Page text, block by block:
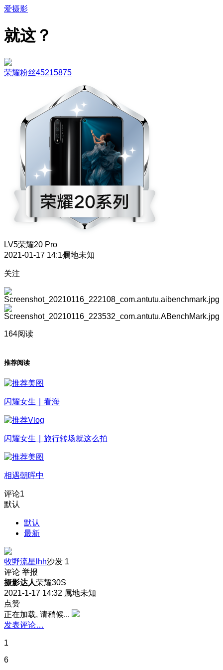
爱摄影
就这？
荣耀粉丝45215875
LV5荣耀20 Pro
2021-01-17 14:14属地未知
关注
164阅读
推荐阅读
闪耀女生｜看海
闪耀女生｜旅行转场就这么拍
相遇朝晖中
评论1
默认
默认
最新
牧野流星lhh沙发 1
评论 举报
摄影达人荣耀30S
2021-1-17 14:32 属地未知
点赞
正在加载, 请稍候...
发表评论…
1
6